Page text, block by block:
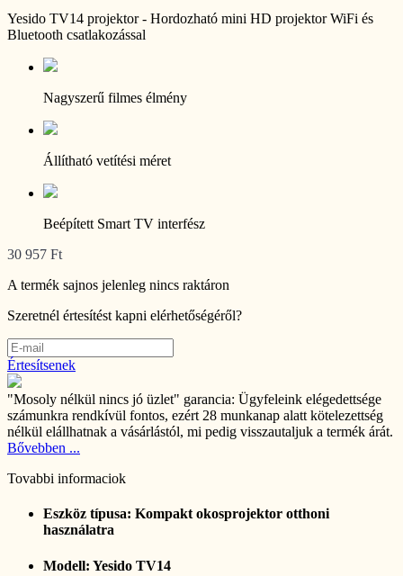
Yesido TV14 projektor - Hordozható mini HD projektor WiFi és
Bluetooth csatlakozással
Nagyszerű filmes élmény
Állítható vetítési méret
Beépített Smart TV interfész
30 957 Ft
A termék sajnos jelenleg nincs raktáron
Szeretnél értesítést kapni elérhetőségéről?
Értesítsenek
"Mosoly nélkül nincs jó üzlet" garancia: Ügyfeleink elégedettsége
számunkra rendkívül fontos, ezért 28 munkanap alatt kötelezettség
nélkül elállhatnak a vásárlástól, mi pedig visszautaljuk a termék árát.
Bővebben ...
Tovabbi informaciok
Eszköz típusa: Kompakt okosprojektor otthoni
használatra
Modell: Yesido TV14